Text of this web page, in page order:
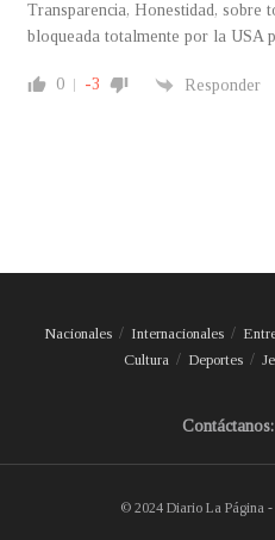
Transparencia, Honestidad,
bloqueada totalmente por la USA
0 -3 Responder
Nacionales Internacionales
Cultura
Deportes
© 2024 Diario La Página